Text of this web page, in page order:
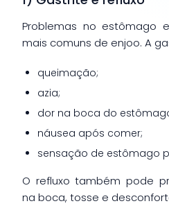
Problemas no estômago
mais comuns de enjoo. A
queimação;
azia;
dor na boca do
náusea após comer;
sensação de estômago
O refluxo também pode
na boca, tosse e